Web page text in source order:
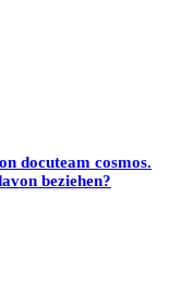
docuteam cosmos.
beziehen?